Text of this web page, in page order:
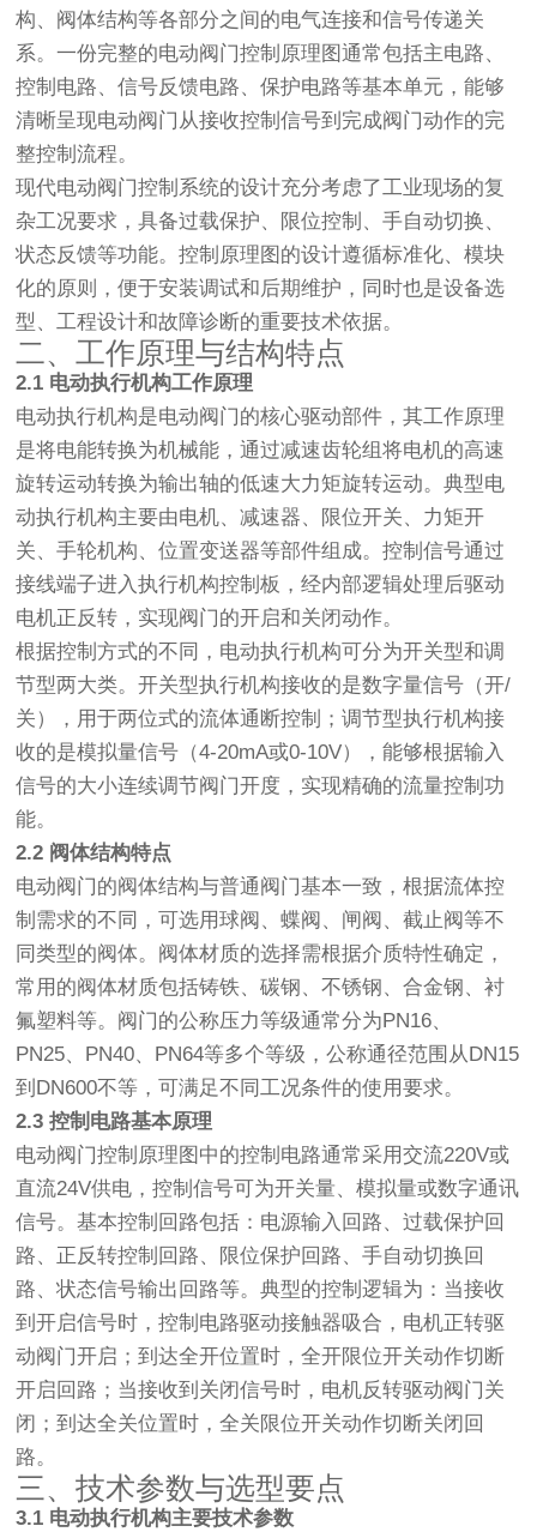
构、阀体结构等各部分之间的电气连接和信号传递关
系。一份完整的电动阀门控制原理图通常包括主电路、
控制电路、信号反馈电路、保护电路等基本单元，能够
清晰呈现电动阀门从接收控制信号到完成阀门动作的完
整控制流程。
现代电动阀门控制系统的设计充分考虑了工业现场的复
杂工况要求，具备过载保护、限位控制、手自动切换、
状态反馈等功能。控制原理图的设计遵循标准化、模块
化的原则，便于安装调试和后期维护，同时也是设备选
型、工程设计和故障诊断的重要技术依据。
二、工作原理与结构特点
2.1 电动执行机构工作原理
电动执行机构是电动阀门的核心驱动部件，其工作原理
是将电能转换为机械能，通过减速齿轮组将电机的高速
旋转运动转换为输出轴的低速大力矩旋转运动。典型电
动执行机构主要由电机、减速器、限位开关、力矩开
关、手轮机构、位置变送器等部件组成。控制信号通过
接线端子进入执行机构控制板，经内部逻辑处理后驱动
电机正反转，实现阀门的开启和关闭动作。
根据控制方式的不同，电动执行机构可分为开关型和调
节型两大类。开关型执行机构接收的是数字量信号（开/
关），用于两位式的流体通断控制；调节型执行机构接
收的是模拟量信号（4-20mA或0-10V），能够根据输入
信号的大小连续调节阀门开度，实现精确的流量控制功
能。
2.2 阀体结构特点
电动阀门的阀体结构与普通阀门基本一致，根据流体控
制需求的不同，可选用球阀、蝶阀、闸阀、截止阀等不
同类型的阀体。阀体材质的选择需根据介质特性确定，
常用的阀体材质包括铸铁、碳钢、不锈钢、合金钢、衬
氟塑料等。阀门的公称压力等级通常分为PN16、
PN25、PN40、PN64等多个等级，公称通径范围从DN15
到DN600不等，可满足不同工况条件的使用要求。
2.3 控制电路基本原理
电动阀门控制原理图中的控制电路通常采用交流220V或
直流24V供电，控制信号可为开关量、模拟量或数字通讯
信号。基本控制回路包括：电源输入回路、过载保护回
路、正反转控制回路、限位保护回路、手自动切换回
路、状态信号输出回路等。典型的控制逻辑为：当接收
到开启信号时，控制电路驱动接触器吸合，电机正转驱
动阀门开启；到达全开位置时，全开限位开关动作切断
开启回路；当接收到关闭信号时，电机反转驱动阀门关
闭；到达全关位置时，全关限位开关动作切断关闭回
路。
三、技术参数与选型要点
3.1 电动执行机构主要技术参数